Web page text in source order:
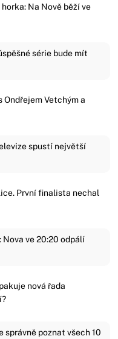
Na Nově běží ve
série bude mít
Ondřejem Vetchým a
spustí největší
První finalista nechal
Nova ve 20:20 odpálí
nová řada
správně poznat všech 10